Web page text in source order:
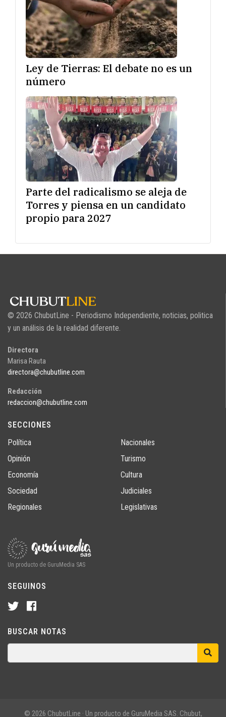
Ley de Tierras: El debate no es un
número
Parte del radicalismo se aleja de
Torres y piensa en un candidato
propio para 2027
© 2026 ChubutLine - Periodismo Independiente, noticias, politica
y un análisis de la realidad diferente.
Directora
Marisa Rauta
directora@chubutline.com
Redacción
redaccion@chubutline.com
SECCIONES
Política
Opinión
Economía
Sociedad
Regionales
Nacionales
Turismo
Cultura
Judiciales
Legislativas
Un producto de GuruMedia SAS
SEGUINOS
BUSCAR NOTAS
© 2026 ChubutLine · Un producto de GuruMedia SAS. Chubut,